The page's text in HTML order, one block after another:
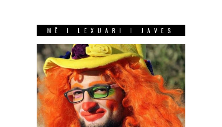
MË I LEXUARI I JAVES